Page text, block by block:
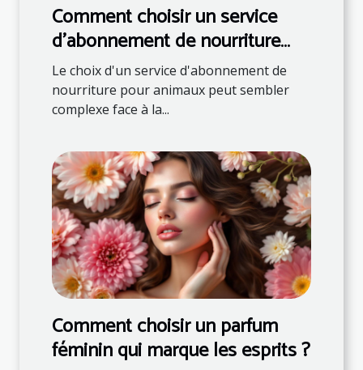
Comment choisir un service
d'abonnement de nourriture
pour animaux ?
Le choix d'un service d'abonnement de
nourriture pour animaux peut sembler
complexe face à la...
Comment choisir un parfum
féminin qui marque les esprits ?